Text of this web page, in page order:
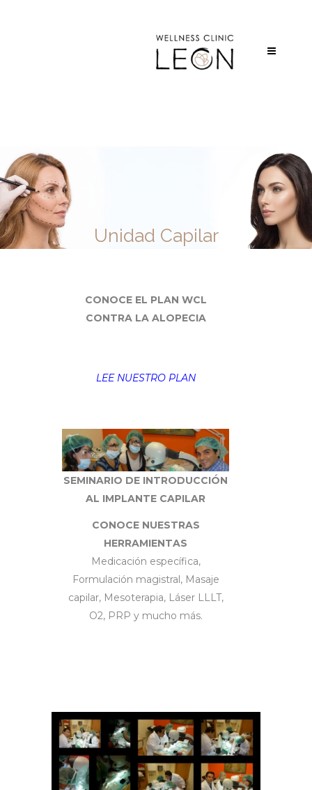
Unidad Capilar
CONOCE EL PLAN WCL
CONTRA LA ALOPECIA
LEE NUESTRO PLAN
SEMINARIO DE INTRODUCCIÓN
AL IMPLANTE CAPILAR
CONOCE NUESTRAS
HERRAMIENTAS
Medicación específica,
Formulación magistral, Masaje
capilar, Mesoterapia, Láser LLLT,
O2, PRP y mucho más.